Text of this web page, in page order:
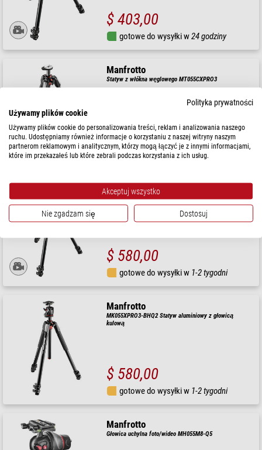
$ 403,00
gotowe do wysyłki w24 godziny
Manfrotto
Statyw z włókna węglowego MT055CXPRO3
$ 770,00
gotowe do wysyłki w 1-2 tygodni
Manfrotto
Statyw MK055XPRO3-3W, zestaw z głowicą uchylną 3D
$ 580,00
gotowe do wysyłki w 1-2 tygodni
Manfrotto
MK055XPRO3-BHQ2 Statyw aluminiowy z głowicą
kulową
$ 580,00
gotowe do wysyłki w 1-2 tygodni
Manfrotto
Głowica uchylna foto/wideo MH055M8-Q5
Polityka prywatności
Używamy plików cookie
Używamy plików cookie do personalizowania treści, reklam i analizowania naszego
ruchu. Udostępniamy również informacje o korzystaniu z naszej witryny naszym
partnerom reklamowym i analitycznym, którzy mogą łączyć je z innymi informacjami,
które im przekazałeś lub które zebrali podczas korzystania z ich usług.
Akceptuj wszystko
Nie zgadzam się Dostosuj